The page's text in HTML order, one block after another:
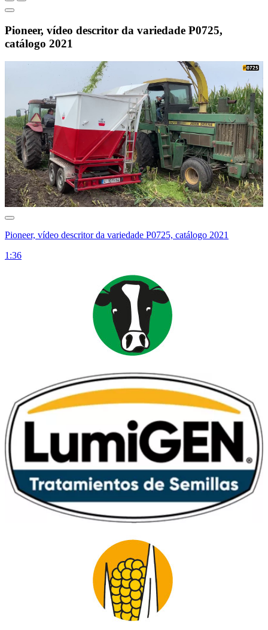
Pioneer, vídeo descritor da variedade P0725,
catálogo 2021
Pioneer, vídeo descritor da variedade P0725, catálogo 2021
1:36